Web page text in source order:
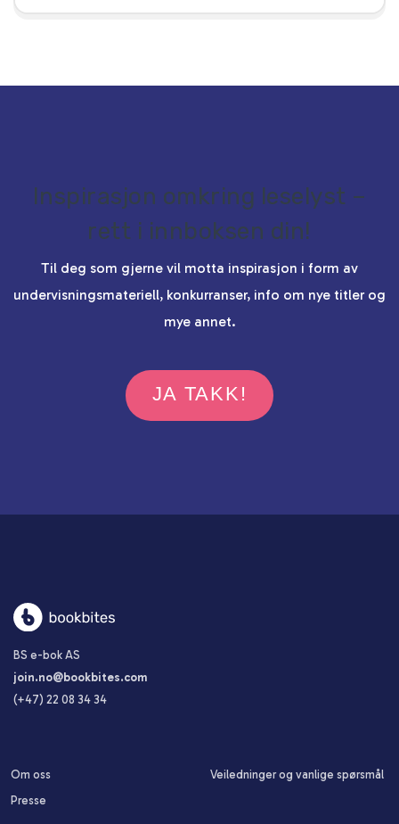
Inspirasjon omkring leselyst –
rett i innboksen din!
Til deg som gjerne vil motta inspirasjon i form av
undervisningsmateriell, konkurranser, info om nye titler og
mye annet.
JA TAKK!
BS e-bok AS
join.no@bookbites.com
(+47) 22 08 34 34
Om oss
Presse
Veiledninger og vanlige spørsmål